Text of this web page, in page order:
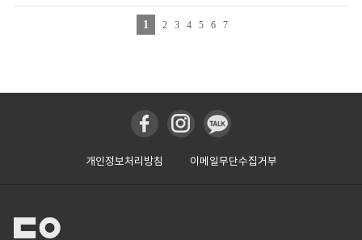
1 2 3 4 5 6 7
개인정보처리방침 이메일무단수집거부